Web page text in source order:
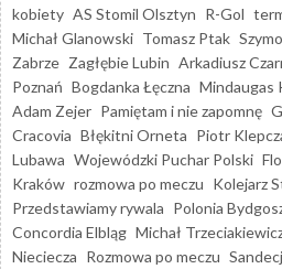
kobiety AS Stomil Olsztyn R-Gol
Michał Glanowski Tomasz Ptak
Zabrze Zagłębie Lubin Arkadiusz
Poznań Bogdanka Łęczna Mindaugas
Adam Zejer Pamiętam i nie zapomnę
Cracovia Błękitni Orneta Piotr
Lubawa Wojewódzki Puchar Polski
Kraków rozmowa po meczu Kolejarz
Przedstawiamy rywala Polonia
Concordia Elbląg Michał
Nieciecza Rozmowa po meczu